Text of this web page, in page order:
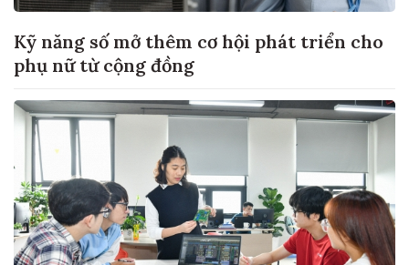
Kỹ năng số mở thêm cơ hội phát triển cho
phụ nữ từ cộng đồng